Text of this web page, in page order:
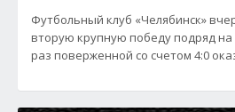
Футбольный клуб «Челябинск»
вторую крупную победу подряд
раз поверженной со счетом 4:0